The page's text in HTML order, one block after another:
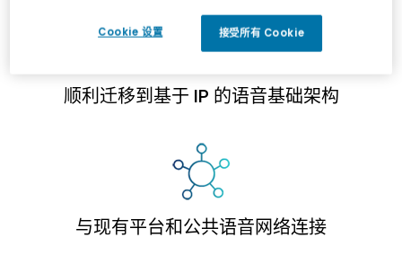
顺利迁移到基于 IP 的语音基础架构
与现有平台和公共语音网络连接
Cookie 设置 接受所有 Cookie